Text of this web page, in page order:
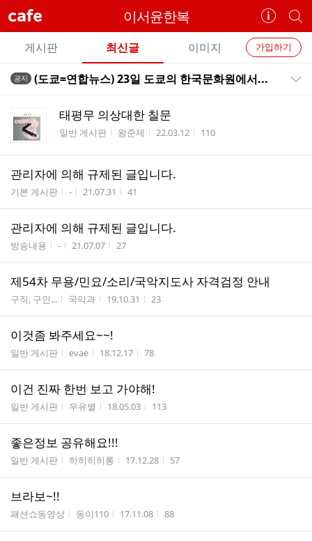
cafe 이서윤한복
카
페
정
보
개
별
카
페
검
카
뉴
가입하기
게시판 최신글 이미지
전
글
트
공지 (도쿄=연합뉴스) 23일 도쿄의 한국문화원에서...
태평무 의상대한 칠문
게시판명
일반 게시판 작성자
왕준제 작성시간
22.03.12 조회수
110
관리자에 의해 규제된 글입니다.
게시판명
기본 게시판 작성자
- 작성시간
21.07.31 조회수
41
관리자에 의해 규제된 글입니다.
게시판명
방송내용 작성자
- 작성시간
21.07.07 조회수
27
제54차 무용/민요/소리/국악지도사 자격검정 안내
게시판명
구직, 구인... 작성자
국악과 작성시간
19.10.31 조회수
23
이것좀 봐주세요~~!
게시판명
일반 게시판 작성자
evae 작성시간
18.12.17 조회수
78
이건 진짜 한번 보고 가야해!
게시판명
일반 게시판 작성자
우유별 작성시간
18.05.03 조회수
113
좋은정보 공유해요!!!
게시판명
일반 게시판 작성자
하히히히롱 작성시간
17.12.28 조회수
57
브라보~!!
게시판명
패션쇼동영상 작성자
동이110 작성시간
17.11.08 조회수
88